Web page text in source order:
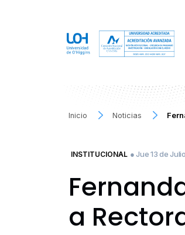
Inicio Noticias
INSTITUCIONAL ● Jue 13 de
a